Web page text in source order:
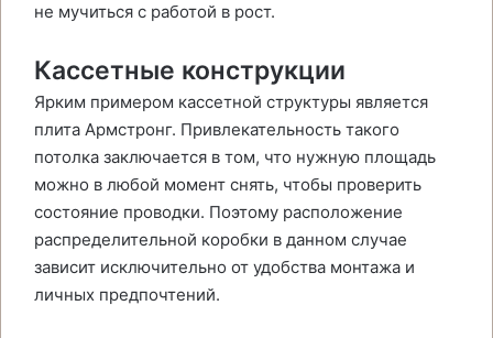
не мучиться с работой в рост.
Кассетные конструкции
Ярким примером кассетной структуры является
плита Армстронг. Привлекательность такого
потолка заключается в том, что нужную площадь
можно в любой момент снять, чтобы проверить
состояние проводки. Поэтому расположение
распределительной коробки в данном случае
зависит исключительно от удобства монтажа и
личных предпочтений.